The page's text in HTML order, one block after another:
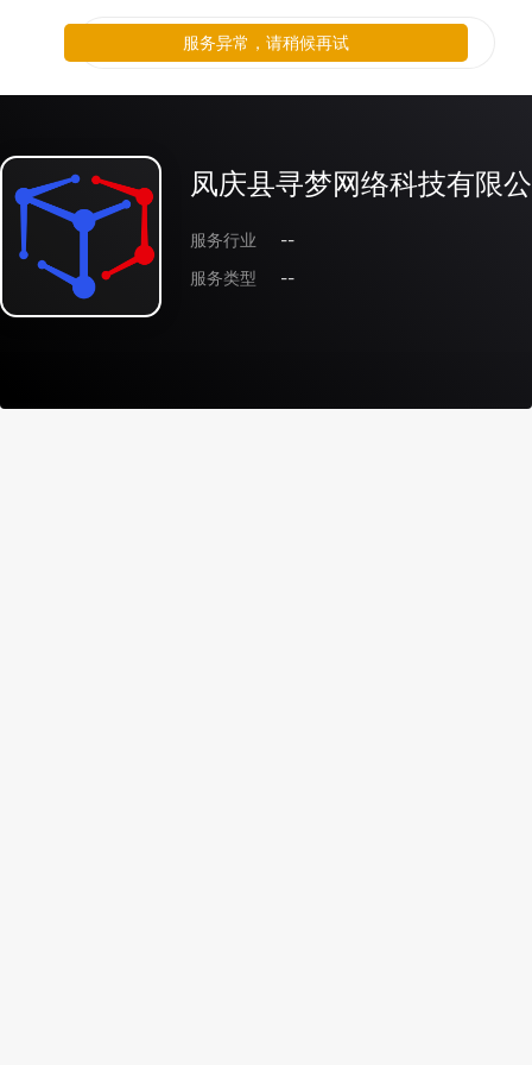
凤庆县寻梦网络科技有限
服务行业
--
服务类型
--
服务异常，请稍候再试